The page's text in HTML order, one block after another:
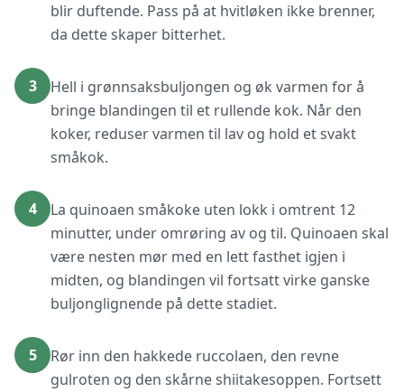
blir duftende. Pass på at hvitløken ikke brenner,
da dette skaper bitterhet.
3
Hell i grønnsaksbuljongen og øk varmen for å
bringe blandingen til et rullende kok. Når den
koker, reduser varmen til lav og hold et svakt
småkok.
4
La quinoaen småkoke uten lokk i omtrent 12
minutter, under omrøring av og til. Quinoaen skal
være nesten mør med en lett fasthet igjen i
midten, og blandingen vil fortsatt virke ganske
buljonglignende på dette stadiet.
5
Rør inn den hakkede ruccolaen, den revne
gulroten og den skårne shiitakesoppen. Fortsett